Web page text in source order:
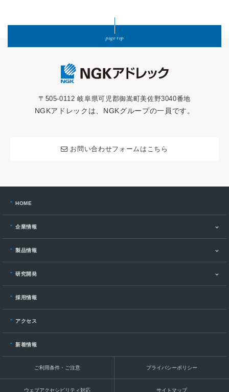
page top
〒505-0112 岐阜県可児郡御嵩町美佐野3040番地
NGKアドレックは、NGKグループの一員です。
お問い合わせフォームはこちら
HOME
企業情報
製品情報
研究開発
採用情報
アクセス
新着情報
ご利用条件・ご注意 プライバシーポリシー
ウェブアクセシビリティ対応 サイトマップ